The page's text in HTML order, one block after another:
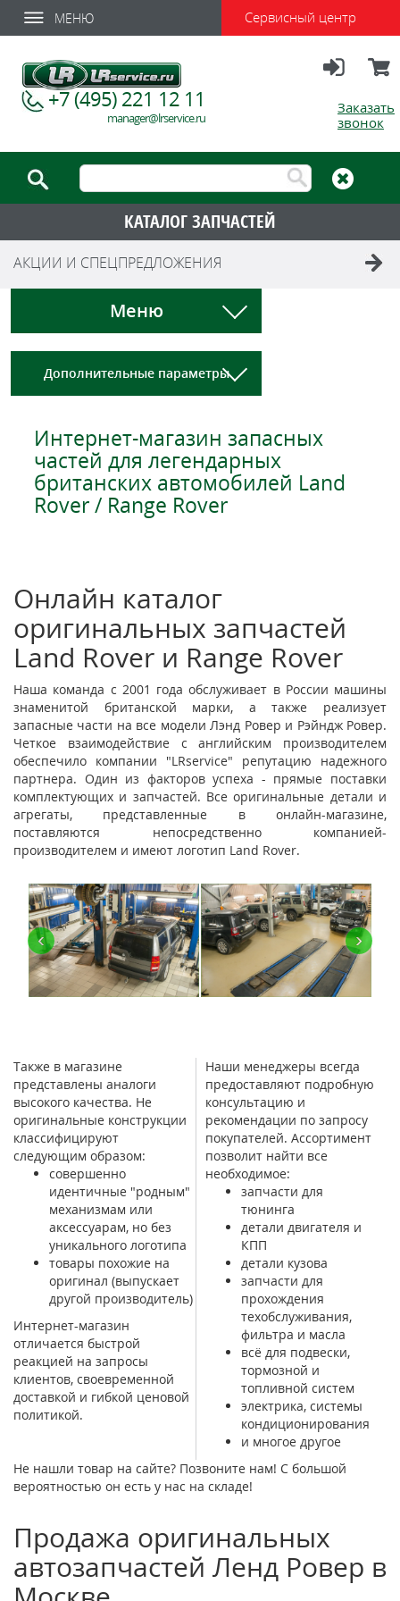
МЕНЮ Сервисный центр
Заказать
звонок
+7 (495) 221 12 11
manager@lrservice.ru
КАТАЛОГ ЗАПЧАСТЕЙ
АКЦИИ И СПЕЦПРЕДЛОЖЕНИЯ
Меню
Дополнительные параметры
Интернет-магазин запасных
частей для легендарных
британских автомобилей Land
Rover / Range Rover
Онлайн каталог
оригинальных запчастей
Land Rover и Range Rover
Наша команда с 2001 года обслуживает в России машины
знаменитой британской марки, а также реализует
запасные части на все модели Лэнд Ровер и Рэйндж Ровер.
Четкое взаимодействие с английским производителем
обеспечило компании "LRservice" репутацию надежного
партнера. Один из факторов успеха - прямые поставки
комплектующих и запчастей. Все оригинальные детали и
агрегаты, представленные в онлайн-магазине,
поставляются непосредственно компанией-
производителем и имеют логотип Land Rover.
‹ ›
Также в магазине
представлены аналоги
высокого качества. Не
оригинальные конструкции
классифицируют
следующим образом:
совершенно
идентичные "родным"
механизмам или
аксессуарам, но без
уникального логотипа
товары похожие на
оригинал (выпускает
другой производитель)
Интернет-магазин
отличается быстрой
реакцией на запросы
клиентов, своевременной
доставкой и гибкой ценовой
политикой.
Наши менеджеры всегда
предоставляют подробную
консультацию и
рекомендации по запросу
покупателей. Ассортимент
позволит найти все
необходимое:
запчасти для
тюнинга
детали двигателя и
КПП
детали кузова
запчасти для
прохождения
техобслуживания,
фильтра и масла
всё для подвески,
тормозной и
топливной систем
электрика, системы
кондиционирования
и многое другое
Не нашли товар на сайте? Позвоните нам! С большой
вероятностью он есть у нас на складе!
Продажа оригинальных
автозапчастей Ленд Ровер в